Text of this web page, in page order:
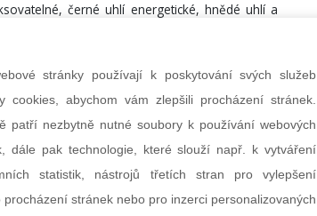
černé uhlí energetické, hnědé uhlí a
uhelný dehet). Pevná fosilní paliva v letech
mixu České republiky s podílem
v rámci EU 27. Dovozní závislost České
postupně vzrostla z hodnoty -15,4 % v roce
produkce, snižovala se jejich celková
sledovaném období mírně zvyšovala.
43,3 % na hodnotu 35,9 %.
stránky používají k poskytování svých služeb
cookies, abychom vám zlepšili procházení stránek.
patří nezbytně nutné soubory k používání webových
dále pak technologie, které slouží např. k vytváření
statistik, nástrojů třetích stran pro vylepšení
procházení stránek nebo pro inzerci personalizovaných